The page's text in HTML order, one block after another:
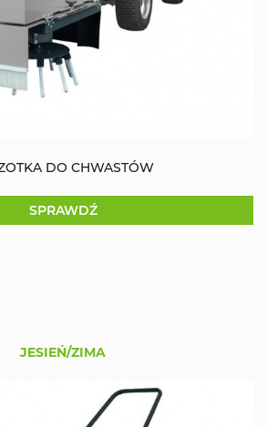
DO CHWASTÓW
SPRAWDŹ
JESIEŃ/ZIMA